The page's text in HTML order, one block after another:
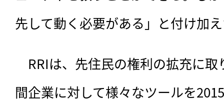
先して動く必要がある」と付け加
RRIは、先住民の権利の拡充に取
間企業に対して様々なツールを